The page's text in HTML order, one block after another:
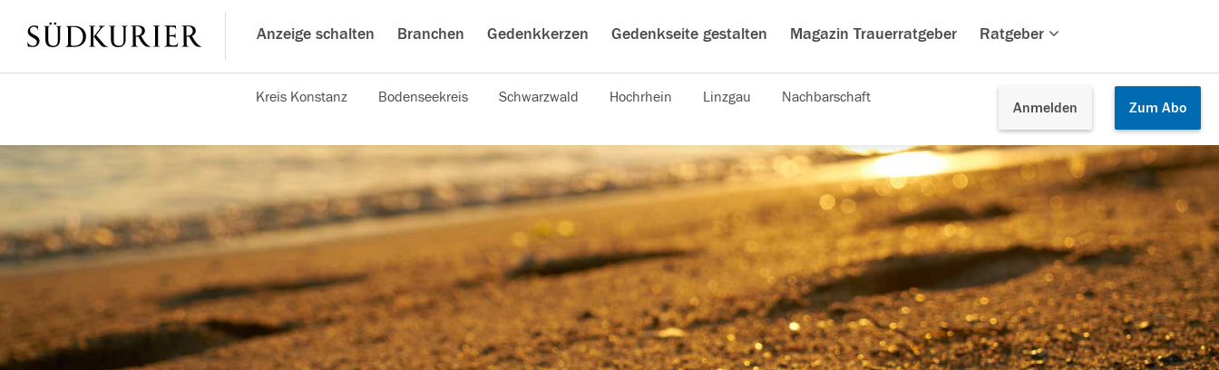
Anzeige schalten Branchen Gedenkkerzen Gedenkseite gestalten Magazin Trauerratgeber Ratgeber
Anmelden Zum Abo
Kreis Konstanz Bodenseekreis Schwarzwald Hochrhein Linzgau Nachbarschaft